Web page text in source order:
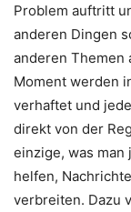
Problem auftritt
anderen Dingen
anderen Themen
Moment werden
verhaftet und
direkt von der
einzige, was man
helfen,
verbreiten. Dazu